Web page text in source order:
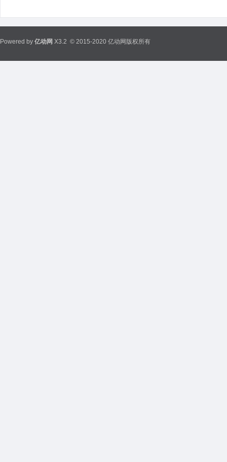
Powered by 亿动网 X3.2 © 2015-2020 亿动网版权所有